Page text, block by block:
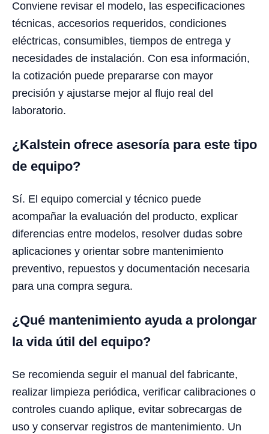
Conviene revisar el modelo, las especificaciones
técnicas, accesorios requeridos, condiciones
eléctricas, consumibles, tiempos de entrega y
necesidades de instalación. Con esa información,
la cotización puede prepararse con mayor
precisión y ajustarse mejor al flujo real del
laboratorio.
¿Kalstein ofrece asesoría para este tipo
de equipo?
Sí. El equipo comercial y técnico puede
acompañar la evaluación del producto, explicar
diferencias entre modelos, resolver dudas sobre
aplicaciones y orientar sobre mantenimiento
preventivo, repuestos y documentación necesaria
para una compra segura.
¿Qué mantenimiento ayuda a prolongar
la vida útil del equipo?
Se recomienda seguir el manual del fabricante,
realizar limpieza periódica, verificar calibraciones o
controles cuando aplique, evitar sobrecargas de
uso y conservar registros de mantenimiento. Un